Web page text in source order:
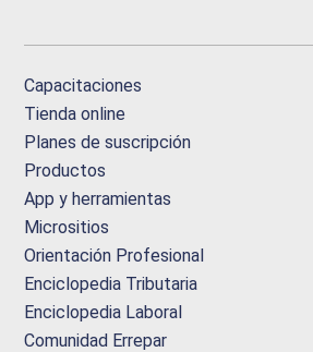
Capacitaciones
Tienda online
Planes de suscripción
Productos
App y herramientas
Micrositios
Orientación Profesional
Enciclopedia Tributaria
Enciclopedia Laboral
Comunidad Errepar